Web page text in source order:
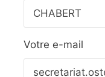
Votre e-mail